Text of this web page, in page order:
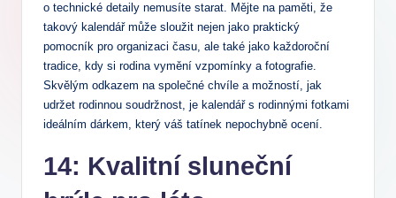
o technické detaily nemusíte starat. Mějte na paměti, že
takový kalendář‍ může‍ sloužit⁣ nejen jako ‍praktický
pomocník pro organizaci času, ale také⁤ jako každoroční
tradice, kdy si ⁢rodina vymění vzpomínky​ a ‌fotografie.
Skvělým odkazem ‍na‌ společné chvíle a⁢ možností,​ jak
udržet rodinnou soudržnost, je kalendář ‍s rodinnými fotkami
ideálním dárkem,⁢ který váš tatínek nepochybně ocení.
14: Kvalitní sluneční